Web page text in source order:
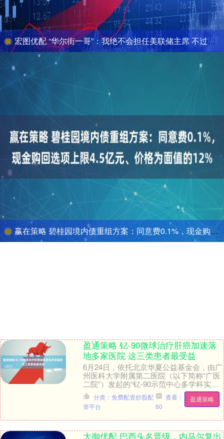
宏图优配 “华尔街一哥”：我绝不会担任美联储主席 不过或会考虑财长职位
赢在策略 碧桂园境内债重组方案：同意费0.1%，现金购回选项上限4.5亿元、价格为面值的12%
盈通策略 钇-90微球治疗肝癌加速落
地多家医院 这三类患者最受益
6月24日，依托北京华夏公益基金会，由广
州医科大学附属第二医院（以下简称“广医
二院”）发起的“钇-90示范中心多学科实践
交流项目”第二期学术会议在广州举行。
来....
盈通策略
分类：免费配资炒股配
资平台
查看：
60
大御优配 巴西头名晋级，内马尔复出